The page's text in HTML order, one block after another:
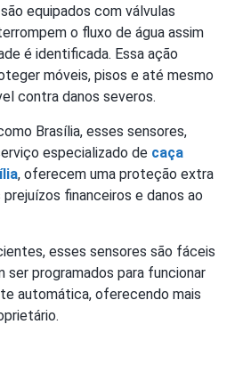
equipados com válvulas
o fluxo de água assim
é identificada. Essa ação
móveis, pisos e até mesmo
contra danos severos.
Brasília, esses sensores,
especializado de caça
, oferecem uma proteção extra
financeiros e danos ao
esses sensores são fáceis
ser programados para funcionar
automática, oferecendo mais